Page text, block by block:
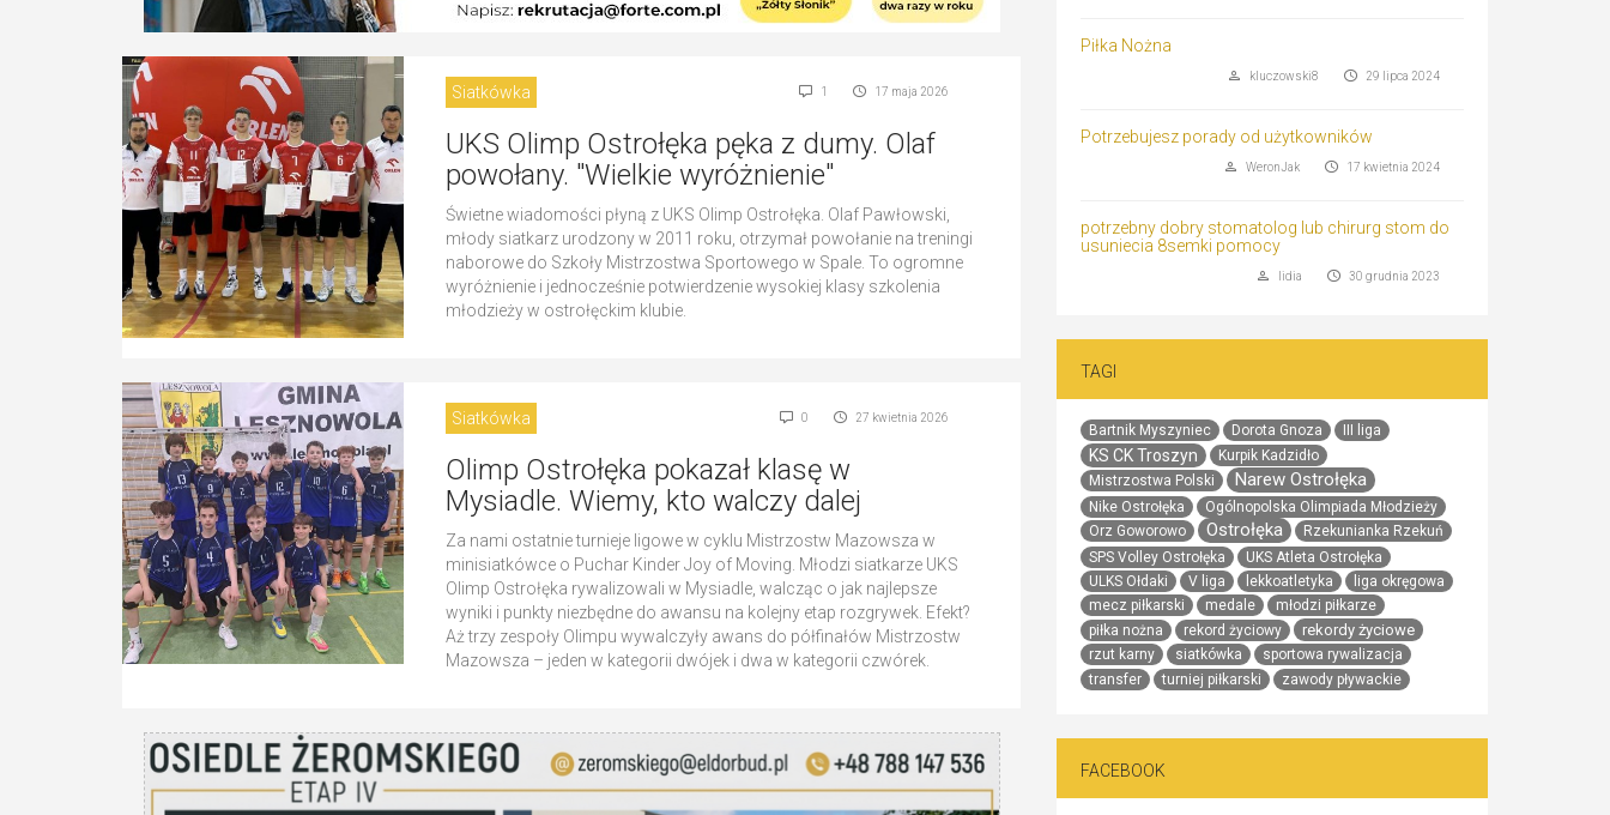
Siatkówka 17 maja 2026
1
UKS Olimp Ostrołęka pęka z dumy. Olaf
powołany. "Wielkie wyróżnienie"
Świetne wiadomości płyną z UKS Olimp Ostrołęka. Olaf Pawłowski,
młody siatkarz urodzony w 2011 roku, otrzymał powołanie na treningi
naborowe do Szkoły Mistrzostwa Sportowego w Spale. To ogromne
wyróżnienie i jednocześnie potwierdzenie wysokiej klasy szkolenia
młodzieży w ostrołęckim klubie.
Siatkówka 27 kwietnia 2026
0
Olimp Ostrołęka pokazał klasę w
Mysiadle. Wiemy, kto walczy dalej
Za nami ostatnie turnieje ligowe w cyklu Mistrzostw Mazowsza w
minisiatkówce o Puchar Kinder Joy of Moving. Młodzi siatkarze UKS
Olimp Ostrołęka rywalizowali w Mysiadle, walcząc o jak najlepsze
wyniki i punkty niezbędne do awansu na kolejny etap rozgrywek. Efekt?
Aż trzy zespoły Olimpu wywalczyły awans do półfinałów Mistrzostw
Mazowsza – jeden w kategorii dwójek i dwa w kategorii czwórek.
Piłka Nożna
29 lipca 2024
kluczowski8
Potrzebujesz porady od użytkowników
17 kwietnia 2024
WeronJak
potrzebny dobry stomatolog lub chirurg stom do
usuniecia 8semki pomocy
30 grudnia 2023
lidia
TAGI
Bartnik Myszyniec Dorota Gnoza III liga
KS CK Troszyn
Kurpik Kadzidło
Mistrzostwa Polski
Narew Ostrołęka
Nike Ostrołęka
Ogólnopolska Olimpiada Młodzieży
Orz Goworowo
Ostrołęka
Rzekunianka Rzekuń
SPS Volley Ostrołęka
UKS Atleta Ostrołęka
ULKS Ołdaki
V liga lekkoatletyka
liga okręgowa
mecz piłkarski
medale
młodzi piłkarze
piłka nożna
rekord życiowy rekordy życiowe
rzut karny siatkówka
sportowa rywalizacja
transfer
turniej piłkarski zawody pływackie
FACEBOOK